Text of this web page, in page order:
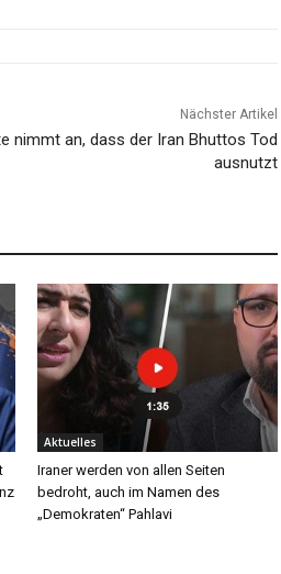
Nächster Artikel
nimmt an, dass der Iran Bhuttos Tod
ausnutzt
Aktuelles
Iraner werden von allen Seiten
bedroht, auch im Namen des
„Demokraten“ Pahlavi